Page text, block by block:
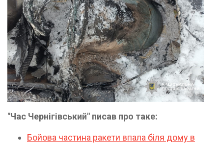
"Час Чернігівський" писав про таке:
Бойова частина ракети впала біля дому в